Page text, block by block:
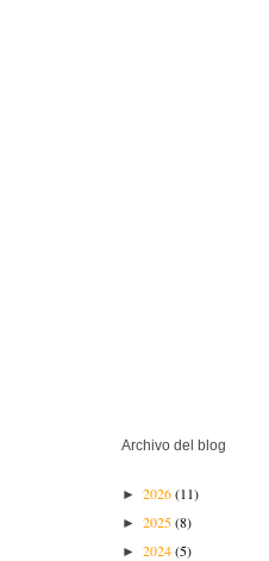
Archivo del blog
► 2026(11)
► 2025(8)
► 2024(5)